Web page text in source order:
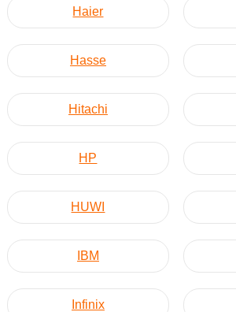
Haier
Hasse
Hitachi
HP
HUWI
IBM
Infinix